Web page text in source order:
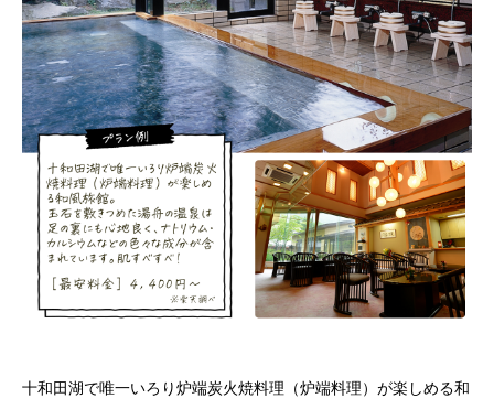
十和田湖で唯一いろり炉端炭火焼料理（炉端料理）が楽しめる和